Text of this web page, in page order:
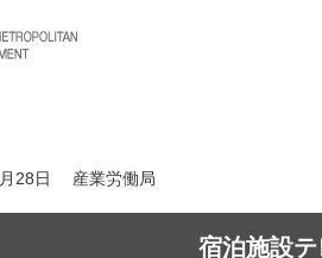
28日 産業労働局
宿泊施設